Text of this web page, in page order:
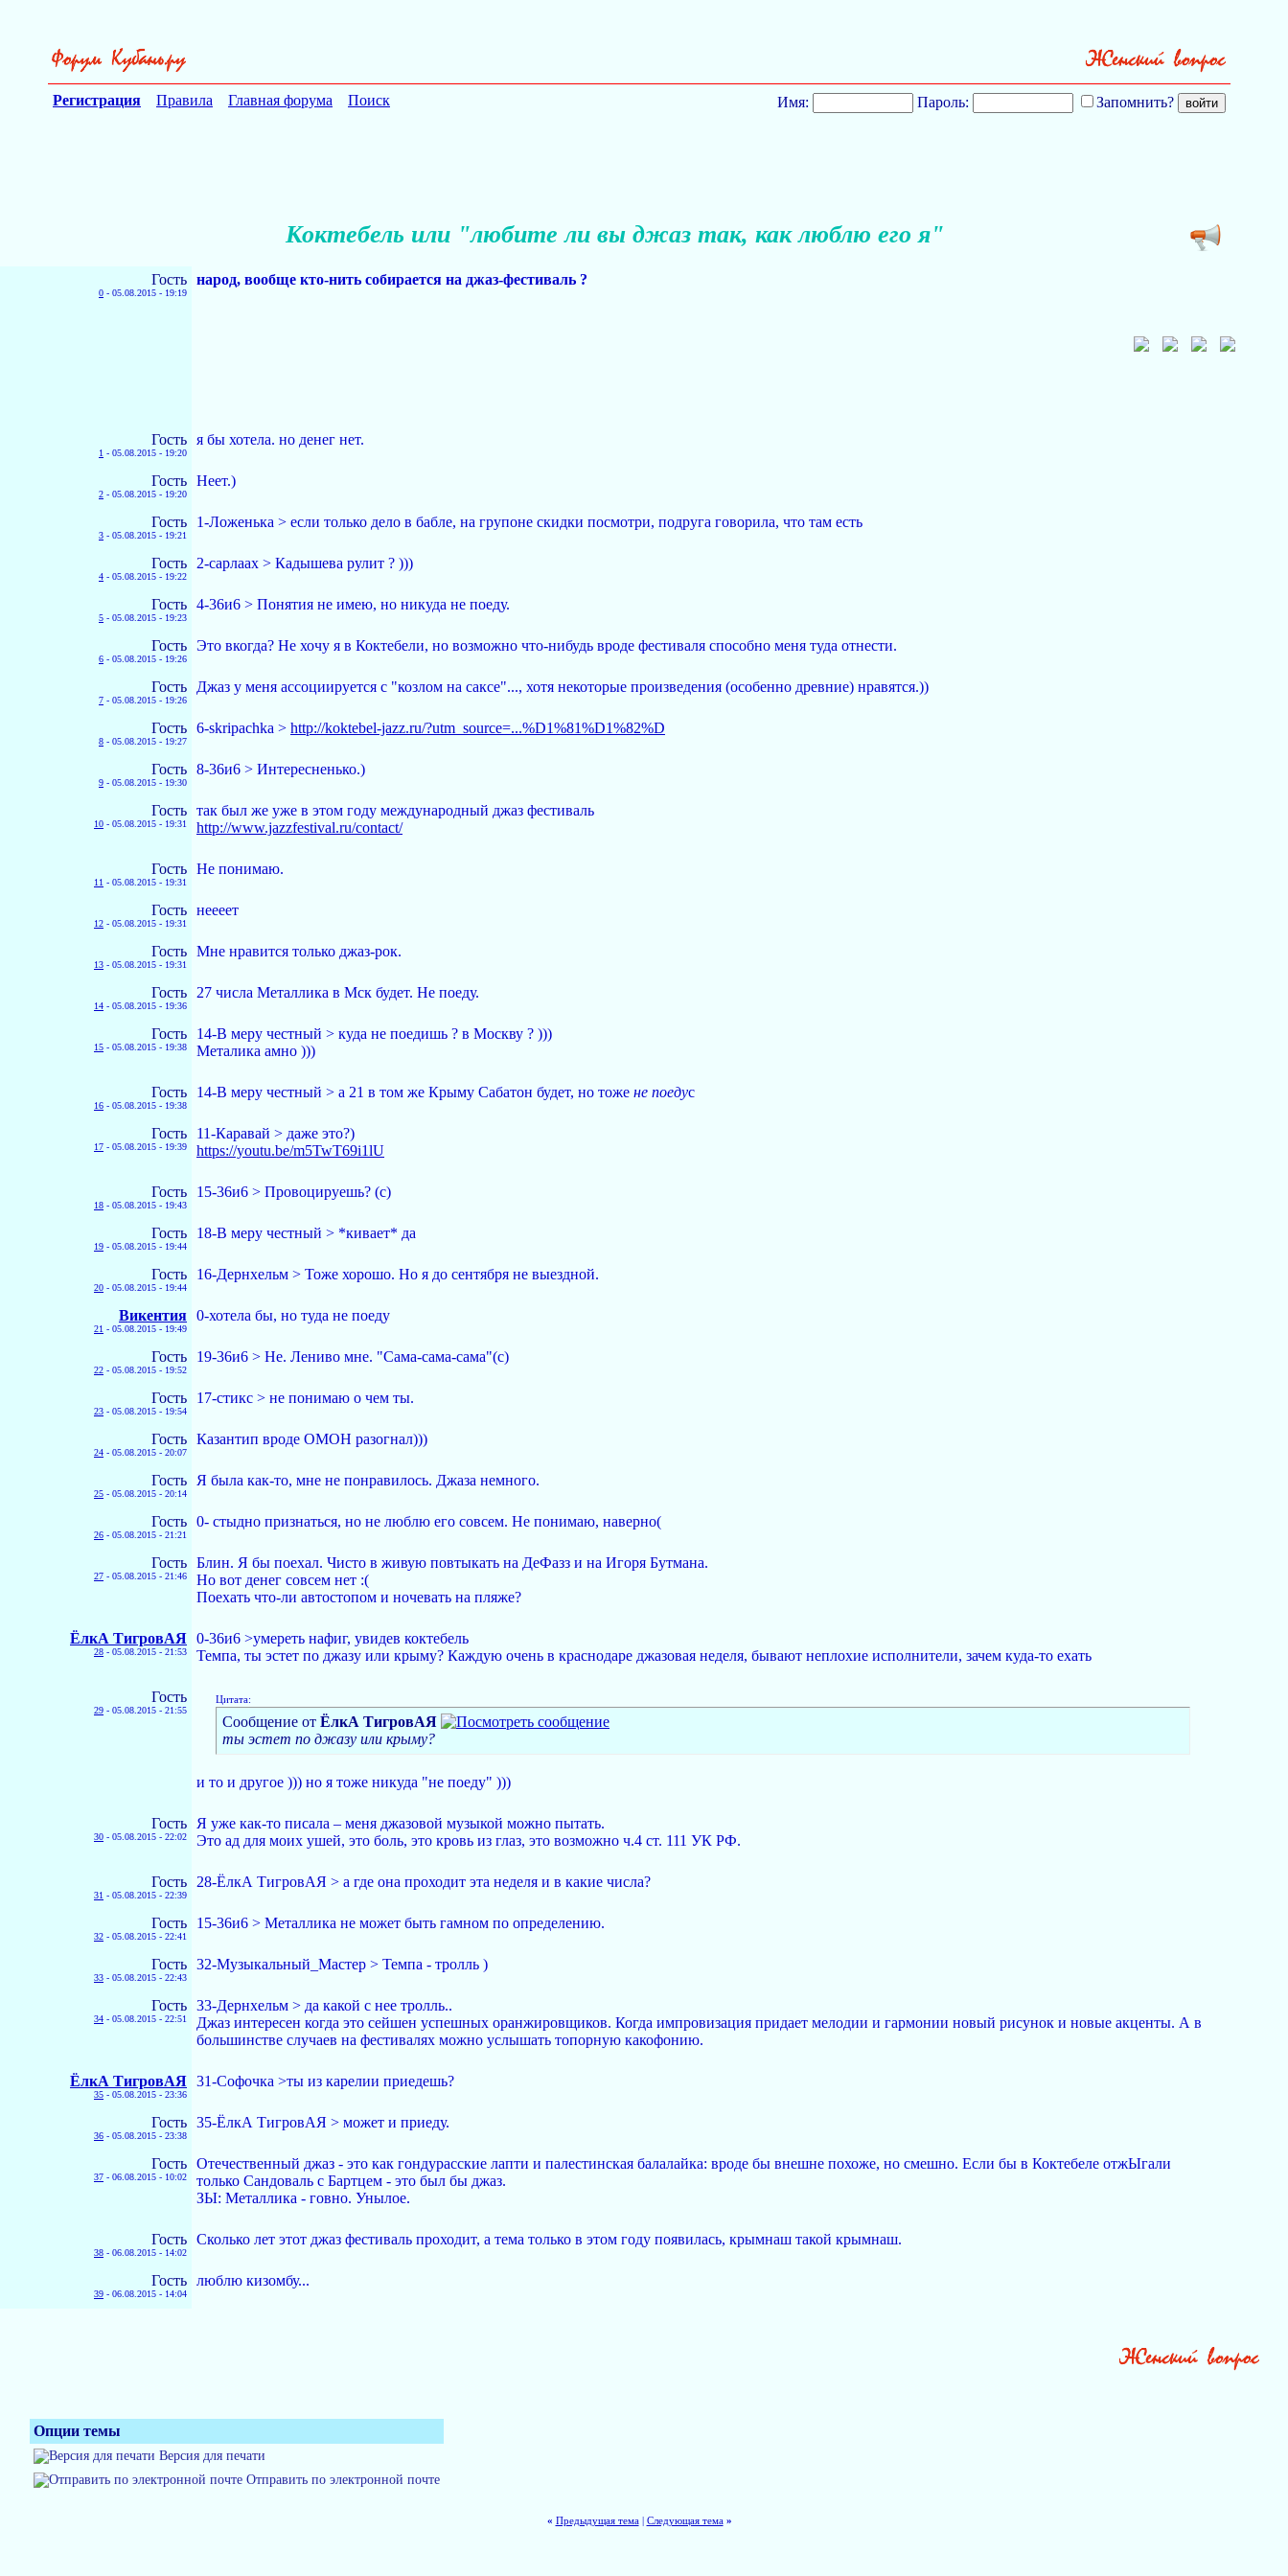
Регистрация Правила Главная форума Поиск Имя: Пароль: Запомнить?
Коктебель или "любите ли вы джаз так, как люблю его я"
Гость
0 - 05.08.2015 - 19:19
народ, вообще кто-нить собирается на джаз-фестиваль ?
Гость
1 - 05.08.2015 - 19:20
я бы хотела. но денег нет.
Гость
2 - 05.08.2015 - 19:20
Неет.)
Гость
3 - 05.08.2015 - 19:21
1-Ложенька > если только дело в бабле, на групоне скидки посмотри, подруга говорила, что там есть
Гость
4 - 05.08.2015 - 19:22
2-сарлаах > Кадышева рулит ? )))
Гость
5 - 05.08.2015 - 19:23
4-36и6 > Понятия не имею, но никуда не поеду.
Гость
6 - 05.08.2015 - 19:26
Это вкогда? Не хочу я в Коктебели, но возможно что-нибудь вроде фестиваля способно меня туда отнести.
Гость
7 - 05.08.2015 - 19:26
Джаз у меня ассоциируется с "козлом на саксе"..., хотя некоторые произведения (особенно древние) нравятся.))
Гость
8 - 05.08.2015 - 19:27
6-skripachka > http://koktebel-jazz.ru/?utm_source=...%D1%81%D1%82%D
Гость
9 - 05.08.2015 - 19:30
8-36и6 > Интересненько.)
Гость
10 - 05.08.2015 - 19:31
так был же уже в этом году международный джаз фестиваль
http://www.jazzfestival.ru/contact/
Гость
11 - 05.08.2015 - 19:31
Не понимаю.
Гость
12 - 05.08.2015 - 19:31
неееет
Гость
13 - 05.08.2015 - 19:31
Мне нравится только джаз-рок.
Гость
14 - 05.08.2015 - 19:36
27 числа Металлика в Мск будет. Не поеду.
Гость
15 - 05.08.2015 - 19:38
14-B меру честный > куда не поедишь ? в Москву ? )))
Металика амно )))
Гость
16 - 05.08.2015 - 19:38
14-B меру честный > а 21 в том же Крыму Сабатон будет, но тоже не поедус
Гость
17 - 05.08.2015 - 19:39
11-Каравай > даже это?)
https://youtu.be/m5TwT69i1lU
Гость
18 - 05.08.2015 - 19:43
15-36и6 > Провоцируешь? (с)
Гость
19 - 05.08.2015 - 19:44
18-B меру честный > *кивает* да
Гость
20 - 05.08.2015 - 19:44
16-Дернхельм > Тоже хорошо. Но я до сентября не выездной.
Викентия
21 - 05.08.2015 - 19:49
0-хотела бы, но туда не поеду
Гость
22 - 05.08.2015 - 19:52
19-36и6 > Не. Лениво мне. "Сама-сама-сама"(с)
Гость
23 - 05.08.2015 - 19:54
17-стикс > не понимаю о чем ты.
Гость
24 - 05.08.2015 - 20:07
Казантип вроде ОМОН разогнал)))
Гость
25 - 05.08.2015 - 20:14
Я была как-то, мне не понравилось. Джаза немного.
Гость
26 - 05.08.2015 - 21:21
0- стыдно признаться, но не люблю его совсем. Не понимаю, наверно(
Гость
27 - 05.08.2015 - 21:46
Блин. Я бы поехал. Чисто в живую повтыкать на ДеФазз и на Игоря Бутмана.
Но вот денег совсем нет :(
Поехать что-ли автостопом и ночевать на пляже?
ЁлкА ТигровАЯ
28 - 05.08.2015 - 21:53
0-36и6 >умереть нафиг, увидев коктебель
Темпа, ты эстет по джазу или крыму? Каждую очень в краснодаре джазовая неделя, бывают неплохие исполнители, зачем куда-то ехать
Гость
29 - 05.08.2015 - 21:55
Цитата:
Сообщение от ЁлкА ТигровАЯ
ты эстет по джазу или крыму?
и то и другое ))) но я тоже никуда "не поеду" )))
Гость
30 - 05.08.2015 - 22:02
Я уже как-то писала – меня джазовой музыкой можно пытать.
Это ад для моих ушей, это боль, это кровь из глаз, это возможно ч.4 ст. 111 УК РФ.
Гость
31 - 05.08.2015 - 22:39
28-ЁлкА ТигровАЯ > а где она проходит эта неделя и в какие числа?
Гость
32 - 05.08.2015 - 22:41
15-36и6 > Металлика не может быть гамном по определению.
Гость
33 - 05.08.2015 - 22:43
32-Музыкальный_Мастер > Темпа - тролль )
Гость
34 - 05.08.2015 - 22:51
33-Дернхельм > да какой с нее тролль..
Джаз интересен когда это сейшен успешных оранжировщиков. Когда импровизация придает мелодии и гармонии новый рисунок и новые акценты. А в
большинстве случаев на фестивалях можно услышать топорную какофонию.
ЁлкА ТигровАЯ
35 - 05.08.2015 - 23:36
31-Софочка >ты из карелии приедешь?
Гость
36 - 05.08.2015 - 23:38
35-ЁлкА ТигровАЯ > может и приеду.
Гость
37 - 06.08.2015 - 10:02
Отечественный джаз - это как гондурасские лапти и палестинская балалайка: вроде бы внешне похоже, но смешно. Если бы в Коктебеле отжЫгали
только Сандоваль с Бартцем - это был бы джаз.
ЗЫ: Металлика - говно. Унылое.
Гость
38 - 06.08.2015 - 14:02
Сколько лет этот джаз фестиваль проходит, а тема только в этом году появилась, крымнаш такой крымнаш.
Гость
39 - 06.08.2015 - 14:04
люблю кизомбу...
Опции темы
Версия для печати
Отправить по электронной почте
« Предыдущая тема| Следующая тема »